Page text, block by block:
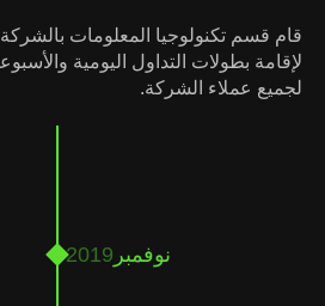
قام قسم تكنولوجيا المعلومات
لإقامة بطولات التداول اليومية
لجميع عملاء الشركة.
نوفمبر 2019